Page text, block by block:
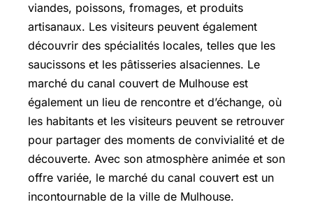
viandes, poissons, fromages, et produits
artisanaux. Les visiteurs peuvent également
découvrir des spécialités locales, telles que les
saucissons et les pâtisseries alsaciennes. Le
marché du canal couvert de Mulhouse est
également un lieu de rencontre et d’échange, où
les habitants et les visiteurs peuvent se retrouver
pour partager des moments de convivialité et de
découverte. Avec son atmosphère animée et son
offre variée, le marché du canal couvert est un
incontournable de la ville de Mulhouse.